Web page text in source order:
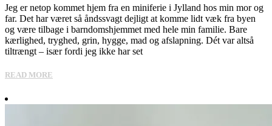
Jeg er netop kommet hjem fra en miniferie i Jylland hos min mor og
far. Det har været så åndssvagt dejligt at komme lidt væk fra byen
og være tilbage i barndomshjemmet med hele min familie. Bare
kærlighed, tryghed, grin, hygge, mad og afslapning. Dét var altså
tiltrængt – især fordi jeg ikke har set
READ MORE